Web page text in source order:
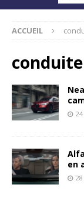
ACCUEIL
conduite
en